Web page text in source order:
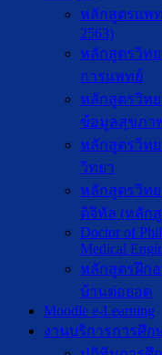
หลักสูตรแพ
2563)
หลักสูตรวิท
การแพทย์
หลักสูตรวิท
ข้อมูลสุขภา
หลักสูตรวิท
วิทยา
หลักสูตรวิท
ดิจิทัล (หลัก
Doctor of
Medical
หลักสูตรฝึก
บ้านต่อยอด
Moodle e-Learning
งานบริการการศึก